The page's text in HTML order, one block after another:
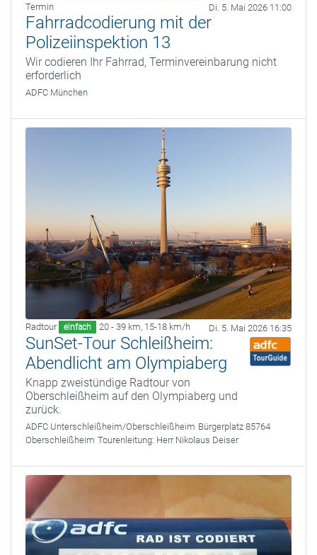
Termin Di. 5. Mai 2026 11:00
Fahrradcodierung mit der
Polizeiinspektion 13
Wir codieren Ihr Fahrrad, Terminvereinbarung nicht
erforderlich
ADFC München
Radtour einfach 20 - 39 km, 15-18 km/h Di. 5. Mai 2026 16:35
SunSet-Tour Schleißheim:
Abendlicht am Olympiaberg
Knapp zweistündige Radtour von
Oberschleißheim auf den Olympiaberg und
zurück.
ADFC Unterschleißheim/Oberschleißheim Bürgerplatz 85764
Oberschleißheim Tourenleitung: Herr Nikolaus Deiser